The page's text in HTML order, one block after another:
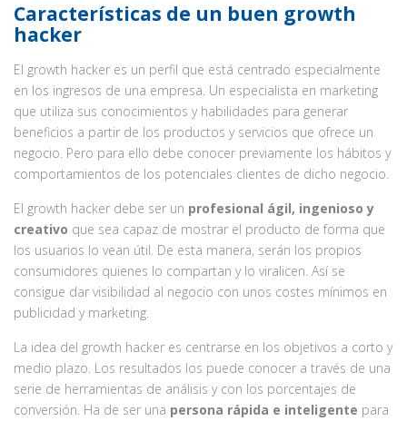
Características de un buen growth
hacker
El growth hacker es un perfil que está centrado especialmente
en los ingresos de una empresa. Un especialista en marketing
que utiliza sus conocimientos y habilidades para generar
beneficios a partir de los productos y servicios que ofrece un
negocio. Pero para ello debe conocer previamente los hábitos y
comportamientos de los potenciales clientes de dicho negocio.
El growth hacker debe ser un profesional ágil, ingenioso y
creativo que sea capaz de mostrar el producto de forma que
los usuarios lo vean útil. De esta manera, serán los propios
consumidores quienes lo compartan y lo viralicen. Así se
consigue dar visibilidad al negocio con unos costes mínimos en
publicidad y marketing.
La idea del growth hacker es centrarse en los objetivos a corto y
medio plazo. Los resultados los puede conocer a través de una
serie de herramientas de análisis y con los porcentajes de
conversión. Ha de ser una persona rápida e inteligente para